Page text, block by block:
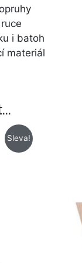
i batoh
materiál
Sleva!